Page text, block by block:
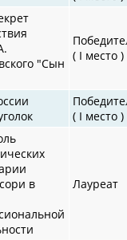
"Сын
( I место )
( I место )
в
Лауреат